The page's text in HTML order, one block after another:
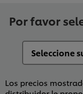
Por favor
Los precios